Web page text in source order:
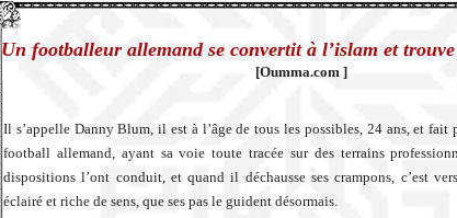
Un footballeur allemand se convertit à l’islam et
[Oumma.com ]
Il s’appelle Danny Blum, il est à l’âge de tous les possibles, 24 ans, et
football allemand, ayant sa voie toute tracée sur des terrains
dispositions l’ont conduit, et quand il déchausse ses crampons, c’est
éclairé et riche de sens, que ses pas le guident désormais.